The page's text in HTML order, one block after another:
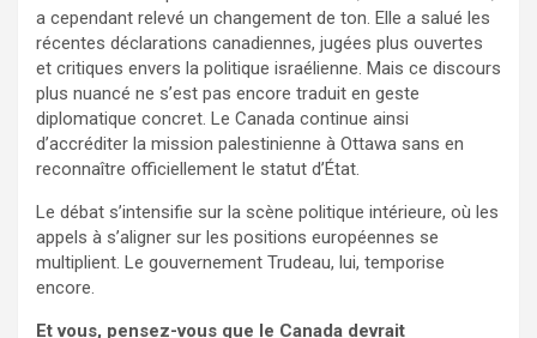
a cependant relevé un changement de ton. Elle a salué les
récentes déclarations canadiennes, jugées plus ouvertes
et critiques envers la politique israélienne. Mais ce discours
plus nuancé ne s’est pas encore traduit en geste
diplomatique concret. Le Canada continue ainsi
d’accréditer la mission palestinienne à Ottawa sans en
reconnaître officiellement le statut d’État.
Le débat s’intensifie sur la scène politique intérieure, où les
appels à s’aligner sur les positions européennes se
multiplient. Le gouvernement Trudeau, lui, temporise
encore.
Et vous, pensez-vous que le Canada devrait